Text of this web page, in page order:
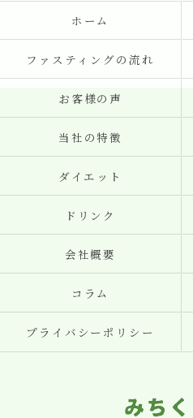
ホーム
ファスティングの流れ
お客様の声
当社の特徴
ダイエット
ドリンク
会社概要
コラム
プライバシーポリシー